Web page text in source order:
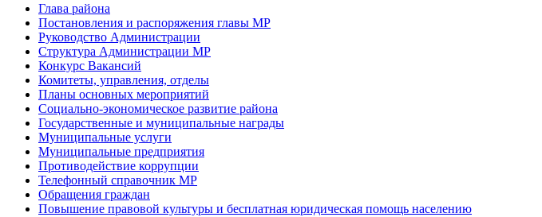
Глава района
Постановления и распоряжения главы МР
Руководство Администрации
Структура Администрации МР
Конкурс Вакансий
Комитеты, управления, отделы
Планы основных мероприятий
Социально-экономическое развитие района
Государственные и муниципальные награды
Муниципальные услуги
Муниципальные предприятия
Противодействие коррупции
Телефонный справочник МР
Обращения граждан
Повышение правовой культуры и бесплатная юридическая помощь населению